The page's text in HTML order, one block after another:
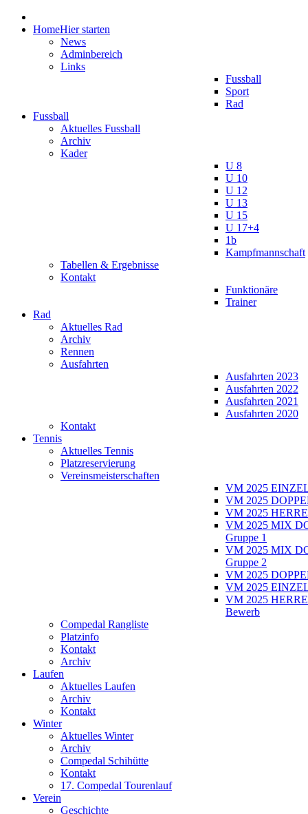
HomeHier starten
News
Adminbereich
Links
Fussball
Sport
Rad
Fussball
Aktuelles Fussball
Archiv
Kader
U 8
U 10
U 12
U 13
U 15
U 17+4
1b
Kampfmannschaft
Tabellen & Ergebnisse
Kontakt
Funktionäre
Trainer
Rad
Aktuelles Rad
Archiv
Rennen
Ausfahrten
Ausfahrten 2023
Ausfahrten 2022
Ausfahrten 2021
Ausfahrten 2020
Kontakt
Tennis
Aktuelles Tennis
Platzreservierung
Vereinsmeisterschaften
VM 2025
VM 2025
VM 2025
VM 2025 MIX
Gruppe 1
VM 2025 MIX
Gruppe 2
VM 2025
VM 2025
VM 2025
Bewerb
Compedal Rangliste
Platzinfo
Kontakt
Archiv
Laufen
Aktuelles Laufen
Archiv
Kontakt
Winter
Aktuelles Winter
Archiv
Compedal Schihütte
Kontakt
17. Compedal Tourenlauf
Verein
Geschichte